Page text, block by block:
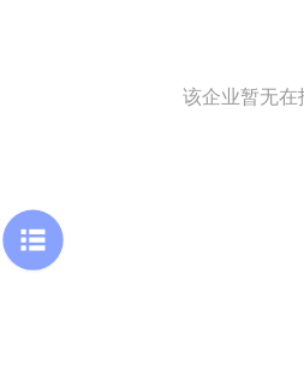
该企业暂无在